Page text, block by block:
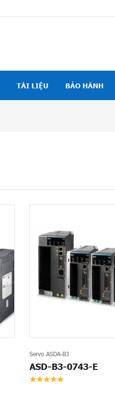
TÀI LIỆU BẢO HÀNH
Servo ASDA-B3
ASD-B3-0743-E